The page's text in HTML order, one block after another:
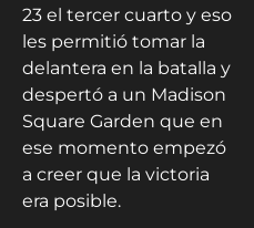
23 el tercer cuarto y eso
les permitió tomar la
delantera en la batalla y
despertó a un Madison
Square Garden que en
ese momento empezó
a creer que la victoria
era posible.